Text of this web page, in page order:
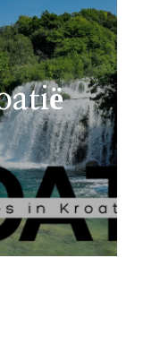
ON
VAKANTIE
KROATIË
2015